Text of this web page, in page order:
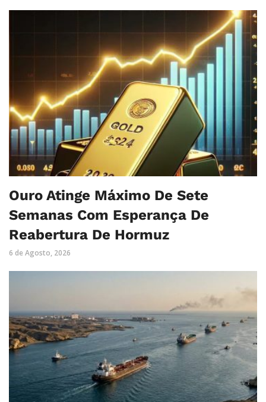
Ouro Atinge Máximo De Sete
Semanas Com Esperança De
Reabertura De Hormuz
6 de Agosto, 2026